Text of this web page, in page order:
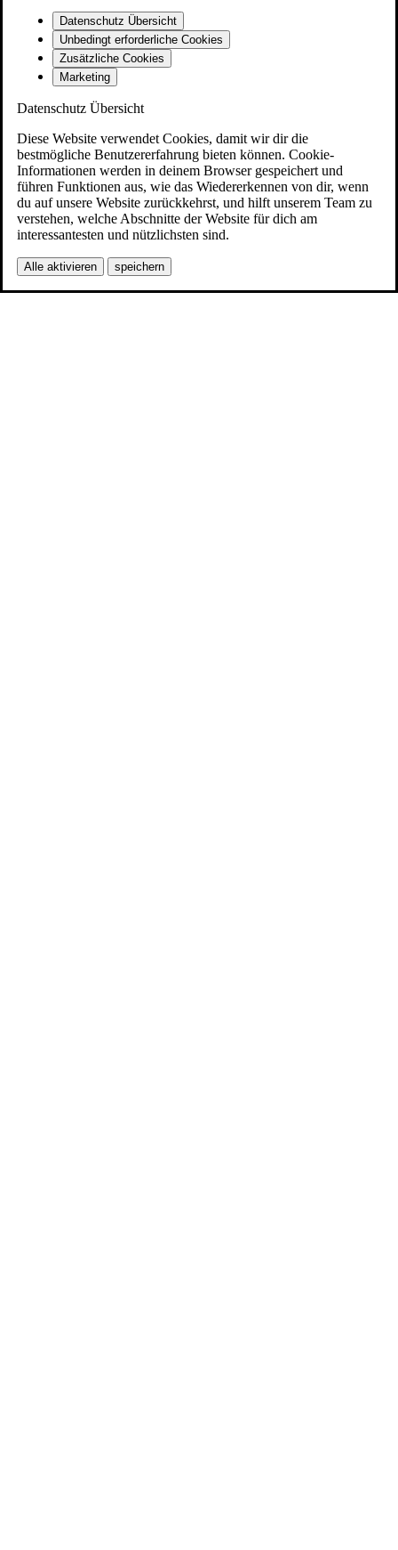
Datenschutz Übersicht
Unbedingt erforderliche Cookies
Zusätzliche Cookies
Marketing
Datenschutz Übersicht
Diese Website verwendet Cookies, damit wir dir die
bestmögliche Benutzererfahrung bieten können. Cookie-
Informationen werden in deinem Browser gespeichert und
führen Funktionen aus, wie das Wiedererkennen von dir, wenn
du auf unsere Website zurückkehrst, und hilft unserem Team zu
verstehen, welche Abschnitte der Website für dich am
interessantesten und nützlichsten sind.
Alle aktivieren speichern